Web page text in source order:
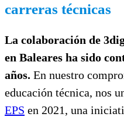
carreras técnicas
La colaboración de
en Baleares ha sido
años. En nuestro
educación técnica, nos
EPS en 2021, una